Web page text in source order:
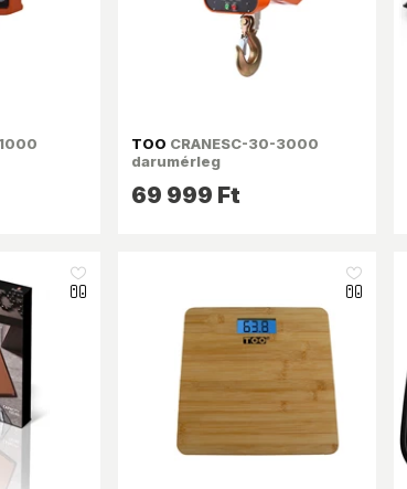
TOO CRANESC-30-3000
darumérleg
69 999 Ft
like_16 like_16